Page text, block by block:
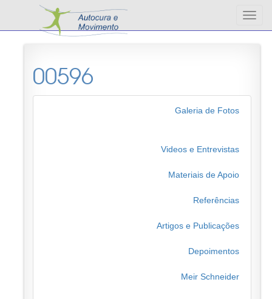
00596
Galeria de Fotos
Videos e Entrevistas
Materiais de Apoio
Referências
Artigos e Publicações
Depoimentos
Meir Schneider